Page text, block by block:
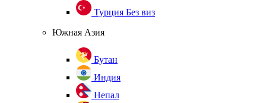
Турция Без виз
Южная Азия
Бутан
Индия
Непал